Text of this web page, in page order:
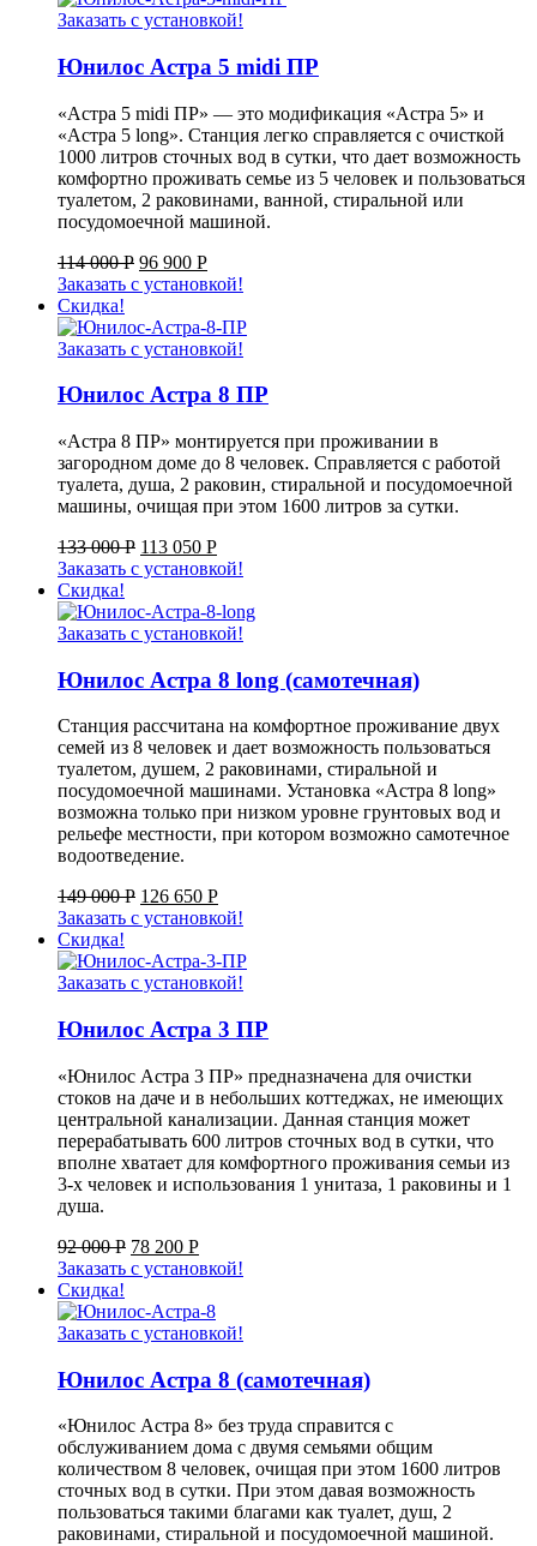
Заказать с установкой!
Юнилос Астра 5 midi ПР
«Астра 5 midi ПР» — это модификация «Астра 5» и
«Астра 5 long». Станция легко справляется с очисткой
1000 литров сточных вод в сутки, что дает возможность
комфортно проживать семье из 5 человек и пользоваться
туалетом, 2 раковинами, ванной, стиральной или
посудомоечной машиной.
114 000Р 96 900 Р
Заказать с установкой!
Скидка!
Заказать с установкой!
Юнилос Астра 8 ПР
«Астра 8 ПР» монтируется при проживании в
загородном доме до 8 человек. Справляется с работой
туалета, душа, 2 раковин, стиральной и посудомоечной
машины, очищая при этом 1600 литров за сутки.
133 000Р 113 050 Р
Заказать с установкой!
Скидка!
Заказать с установкой!
Юнилос Астра 8 long (самотечная)
Станция рассчитана на комфортное проживание двух
семей из 8 человек и дает возможность пользоваться
туалетом, душем, 2 раковинами, стиральной и
посудомоечной машинами. Установка «Астра 8 long»
возможна только при низком уровне грунтовых вод и
рельефе местности, при котором возможно самотечное
водоотведение.
149 000Р 126 650 Р
Заказать с установкой!
Скидка!
Заказать с установкой!
Юнилос Астра 3 ПР
«Юнилос Астра 3 ПР» предназначена для очистки
стоков на даче и в небольших коттеджах, не имеющих
центральной канализации. Данная станция может
перерабатывать 600 литров сточных вод в сутки, что
вполне хватает для комфортного проживания семьи из
3-х человек и использования 1 унитаза, 1 раковины и 1
душа.
92 000Р 78 200 Р
Заказать с установкой!
Скидка!
Заказать с установкой!
Юнилос Астра 8 (самотечная)
«Юнилос Астра 8» без труда справится с
обслуживанием дома с двумя семьями общим
количеством 8 человек, очищая при этом 1600 литров
сточных вод в сутки. При этом давая возможность
пользоваться такими благами как туалет, душ, 2
раковинами, стиральной и посудомоечной машиной.